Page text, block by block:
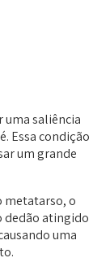
uma saliência
Essa condição
um grande
metatarso, o
dedão atingido
uma